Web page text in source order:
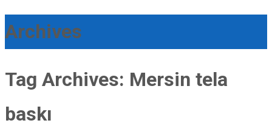
Archives
Tag Archives: Mersin tela
baskı